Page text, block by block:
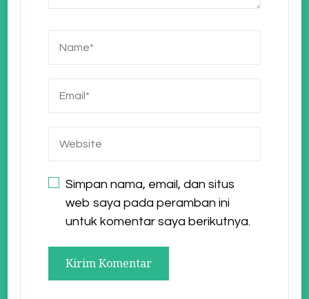
Simpan nama, email, dan situs
web saya pada peramban ini
untuk komentar saya berikutnya.